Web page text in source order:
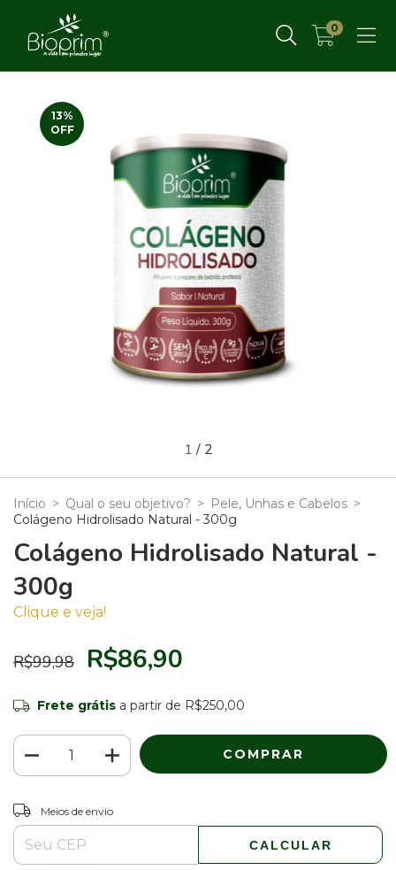
0
13%
OFF
1 / 2
Início > Qual o seu objetivo? > Pele, Unhas e Cabelos >
Colágeno Hidrolisado Natural - 300g
Colágeno Hidrolisado Natural -
300g
Clique e veja!
R$99,98 R$86,90
Frete grátis a partir de R$250,00
Entregas para o CEP:
Meios de envio
CALCULAR